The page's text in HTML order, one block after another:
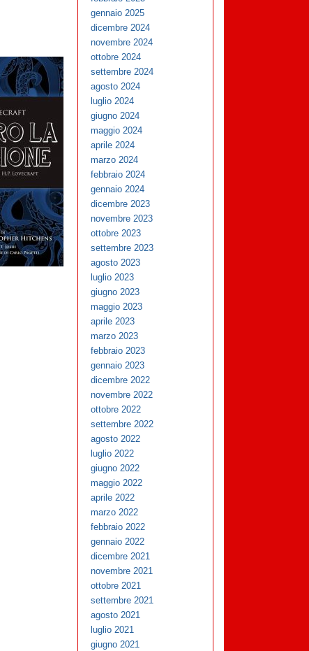
gennaio 2025
dicembre 2024
novembre 2024
ottobre 2024
settembre 2024
agosto 2024
luglio 2024
giugno 2024
maggio 2024
aprile 2024
marzo 2024
febbraio 2024
gennaio 2024
dicembre 2023
novembre 2023
ottobre 2023
settembre 2023
agosto 2023
luglio 2023
giugno 2023
maggio 2023
aprile 2023
marzo 2023
febbraio 2023
gennaio 2023
dicembre 2022
novembre 2022
ottobre 2022
settembre 2022
agosto 2022
luglio 2022
giugno 2022
maggio 2022
aprile 2022
marzo 2022
febbraio 2022
gennaio 2022
dicembre 2021
novembre 2021
ottobre 2021
settembre 2021
agosto 2021
luglio 2021
giugno 2021